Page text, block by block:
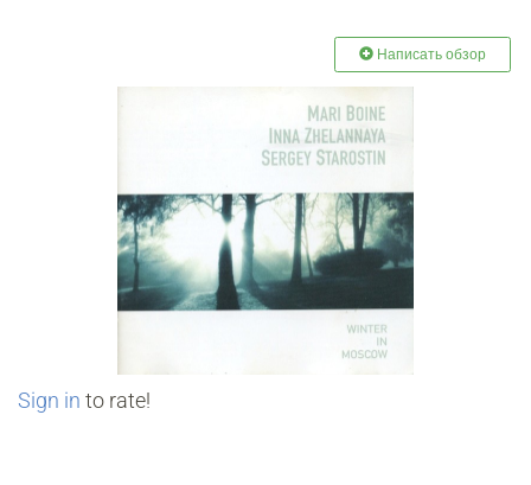
Написать обзор
Sign in to rate!